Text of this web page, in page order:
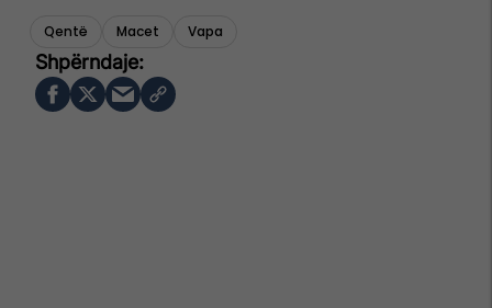
Qentë Macet Vapa